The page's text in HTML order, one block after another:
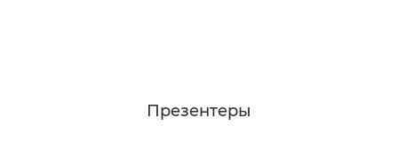
Презентеры